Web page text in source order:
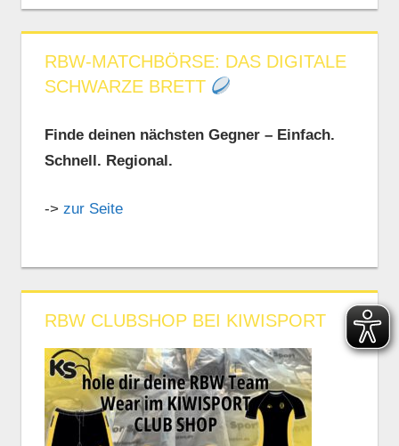
RBW-MATCHBÖRSE: DAS DIGITALE
SCHWARZE BRETT
Finde deinen nächsten Gegner – Einfach.
Schnell. Regional.
-> zur Seite
RBW CLUBSHOP BEI KIWISPORT